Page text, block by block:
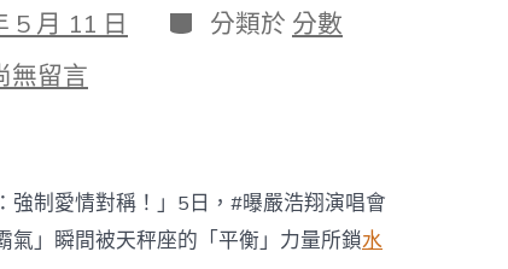
5 月 11 日 分
類
分類於 分數
“嚴
無留言
強制愛情對稱！」5日，#曝嚴浩翔演唱會
」瞬間被天秤座的「平衡」力量所鎖水